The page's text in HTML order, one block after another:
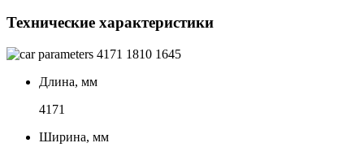
Технические характеристики
4171 1810 1645
Длина, мм
4171
Ширина, мм